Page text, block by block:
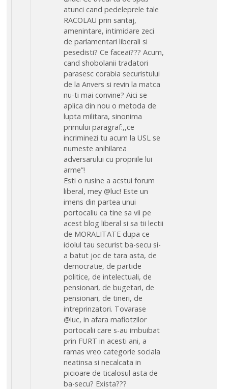
atunci cand pedeleprele tale
RACOLAU prin santaj,
amenintare, intimidare zeci
de parlamentari liberali si
pesedisti? Ce faceai??? Acum,
cand shobolanii tradatori
parasesc corabia securistului
de la Anvers si revin la matca
nu-ti mai convine? Aici se
aplica din nou o metoda de
lupta militara, sinonima
primului paragraf:,,ce
incriminezi tu acum la USL se
numeste anihilarea
adversarului cu propriile lui
arme”!
Esti o rusine a acstui forum
liberal, mey @luc! Este un
imens din partea unui
portocaliu ca tine sa vii pe
acest blog liberal si sa tii lectii
de MORALITATE dupa ce
idolul tau securist ba-secu si-
a batut joc de tara asta, de
democratie, de partide
politice, de intelectuali, de
pensionari, de bugetari, de
pensionari, de tineri, de
intreprinzatori. Tovarase
@luc, in afara mafiotzilor
portocalii care s-au imbuibat
prin FURT in acesti ani, a
ramas vreo categorie sociala
neatinsa si necalcata in
picioare de ticalosul asta de
ba-secu? Exista???